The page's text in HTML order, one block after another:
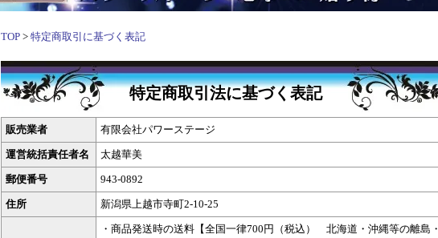
TOP > 特定商取引に基づく表記
特定商取引法に基づく表記
販売業者 有限会社パワーステージ
運営統括責任者名 太越華美
郵便番号 943-0892
住所 新潟県上越市寺町2-10-25
・商品発送時の送料【全国一律700円（税込） 北海道・沖縄等の離島・